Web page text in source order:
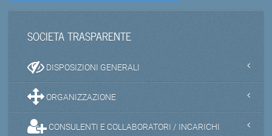
SOCIETA TRASPARENTE
DISPOSIZIONI GENERALI
ORGANIZZAZIONE
CONSULENTI E COLLABORATORI / INCARICHI